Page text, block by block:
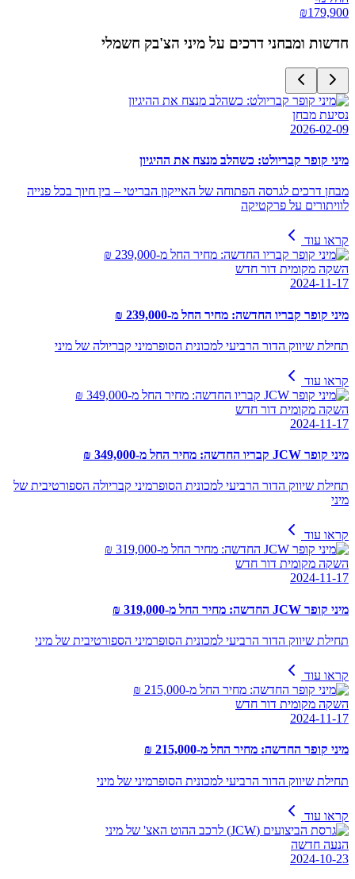
₪179,900
חדשות ומבחני דרכים על מיני הצ'בק חשמלי
נסיעת מבחן
2026-02-09
מיני קופר קבריולט: כשהלב מנצח את ההיגיון
מבחן דרכים לגרסה הפתוחה של האייקון הבריטי – בין חיוך בכל פנייה
לוויתורים על פרקטיקה
קראו עוד
השקה מקומית דור חדש
2024-11-17
מיני קופר קבריו החדשה: מחיר החל מ-239,000 ₪
תחילת שיווק הדור הרביעי למכונית הסופרמיני קבריולה של מיני
קראו עוד
השקה מקומית דור חדש
2024-11-17
מיני קופר JCW קבריו החדשה: מחיר החל מ-349,000 ₪
תחילת שיווק הדור הרביעי למכונית הסופרמיני קבריולה הספורטיבית של
מיני
קראו עוד
השקה מקומית דור חדש
2024-11-17
מיני קופר JCW החדשה: מחיר החל מ-319,000 ₪
תחילת שיווק הדור הרביעי למכונית הסופרמיני הספורטיבית של מיני
קראו עוד
השקה מקומית דור חדש
2024-11-17
מיני קופר החדשה: מחיר החל מ-215,000 ₪
תחילת שיווק הדור הרביעי למכונית הסופרמיני של מיני
קראו עוד
הנעה חדשה
2024-10-23